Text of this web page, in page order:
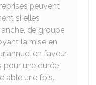
peuvent
si elles
de groupe
la mise en
en faveur
pour une durée
une fois.